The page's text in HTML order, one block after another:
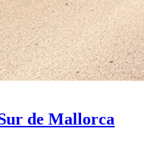
de Mallorca